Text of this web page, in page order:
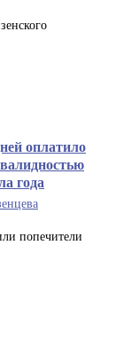
оплатило
года
попечители